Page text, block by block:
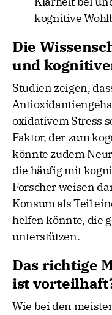
kognitive
Die
und
Studien zeigen,
oxidativem Stress
Faktor, der zum
könnte zudem
die häufig mit
Forscher weisen
Konsum als Teil
helfen könnte, die
unterstützen.
Das richtige
ist
Wie bei den